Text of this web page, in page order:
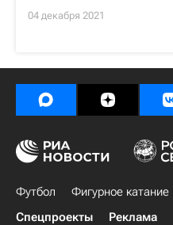
04 декабря 2021
Футбол Фигурное катание
Спецпроекты
Реклама